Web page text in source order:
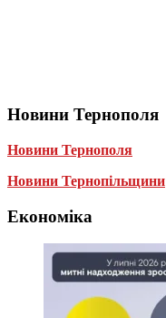
Новини Тернополя
Новини Тернополя
Новини Тернопільщини
Економіка